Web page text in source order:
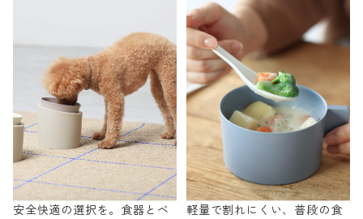
安全快適の選択を。食器とベ
軽量で割れにくい、普段の食